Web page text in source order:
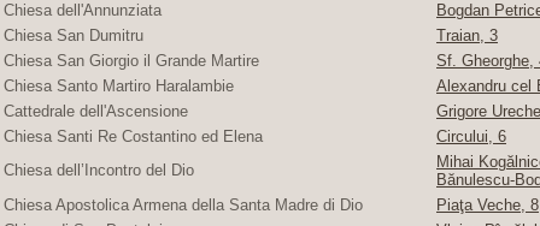
Chiesa dell'Annunziata
Bogdan
Chiesa San Dumitru
Traian, 3
Chiesa San Giorgio il Grande Martire
Sf. Gheorghe,
Chiesa Santo Martiro Haralambie
Alexandru cel
Cattedrale dell'Ascensione
Grigore
Chiesa Santi Re Costantino ed Elena
Circului, 6
Chiesa dell’Incontro del Dio
Mihai
Bănulescu-
Chiesa Apostolica Armena della Santa Madre di Dio
Piaţa Veche, 8